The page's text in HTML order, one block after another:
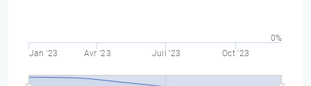
Jan '23 Avr '23 Juil '23 Oct '23
0%